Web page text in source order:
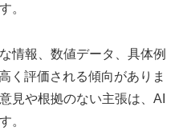
。
情報、数値データ、具体例
く評価される傾向がありま
見や根拠のない主張は、AI
。